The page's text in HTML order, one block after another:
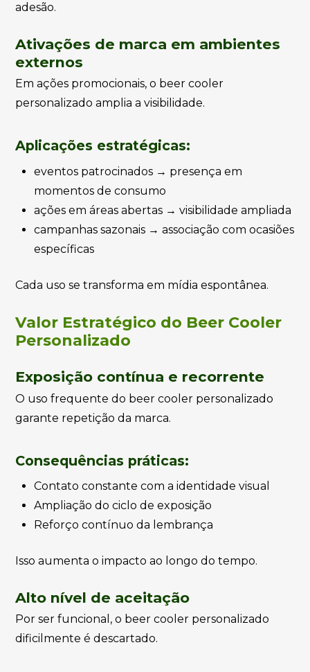
adesão.
Ativações de marca em ambientes
externos
Em ações promocionais, o beer cooler
personalizado amplia a visibilidade.
Aplicações estratégicas:
eventos patrocinados → presença em
momentos de consumo
ações em áreas abertas → visibilidade ampliada
campanhas sazonais → associação com ocasiões
específicas
Cada uso se transforma em mídia espontânea.
Valor Estratégico do Beer Cooler
Personalizado
Exposição contínua e recorrente
O uso frequente do beer cooler personalizado
garante repetição da marca.
Consequências práticas:
Contato constante com a identidade visual
Ampliação do ciclo de exposição
Reforço contínuo da lembrança
Isso aumenta o impacto ao longo do tempo.
Alto nível de aceitação
Por ser funcional, o beer cooler personalizado
dificilmente é descartado.